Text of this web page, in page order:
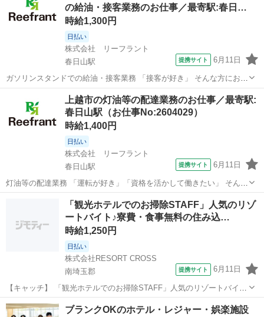
スタンドでのお仕事！ セ...の給油・接客業務のお仕事／最寄駅:春日…
時給1,300円
日払い
株式会社 リーフラント
春日山駅
提携サイト 6月11日
ガソリンスタンドでの給油・接客業務 「接客が好き」 そんな方におす
すめの、フルサービス型のガソリンスタンド業務です！ 基本は店内で
の給油及び接客業務になります ●仕事内容 CMでもおなじみの県内有
名ガソリンスタンドでのお...
春日山駅 ホテル
上越市の灯油等の配達業務のお仕事／最寄駅:
春日山駅（お仕事No:2604029）
時給1,400円
日払い
株式会社 リーフラント
春日山駅
提携サイト 6月11日
灯油等の配達業務 「運転が好き」「資格を活かして働きたい」 そんな
方におすすめの、灯油など燃料の配達業務のお仕事です！ ●仕事内容
CMでもおなじみの県内有名ガソリンスタンドでのお仕事！ 一般家
庭・農家・企業などへ、灯油...
春日山駅 ホテル
「観光ホテルでのお掃除STAFF」人気のリゾ
ートバイト♪寮費・食事無料の住み込…
時給1,250円
日払い
株式会社RESORT CROSS
南埼玉郡
提携サイト 6月11日
【キャッチ】 「観光ホテルでのお掃除STAFF」人気のリゾートバイト
♪寮費・食事無料の住み込みでのお仕事！日払いOKでお給料は即
GET★履歴書＆来社不要のらくらく登録♪ 【コメント】 ＼新規スタッ
新潟 南埼玉郡 ホテル
ブランクOKのホテル・レジャー・娯楽施設